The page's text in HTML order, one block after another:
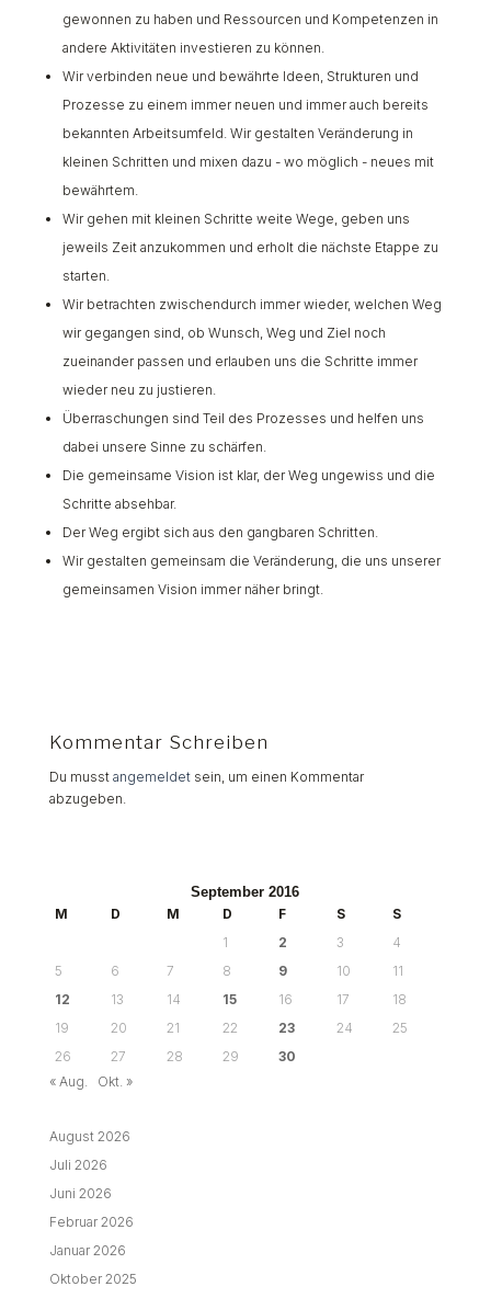
gewonnen zu haben und Ressourcen und Kompetenzen in
andere Aktivitäten investieren zu können.
Wir verbinden neue und bewährte Ideen, Strukturen und
Prozesse zu einem immer neuen und immer auch bereits
bekannten Arbeitsumfeld. Wir gestalten Veränderung in
kleinen Schritten und mixen dazu - wo möglich - neues mit
bewährtem.
Wir gehen mit kleinen Schritte weite Wege, geben uns
jeweils Zeit anzukommen und erholt die nächste Etappe zu
starten.
Wir betrachten zwischendurch immer wieder, welchen Weg
wir gegangen sind, ob Wunsch, Weg und Ziel noch
zueinander passen und erlauben uns die Schritte immer
wieder neu zu justieren.
Überraschungen sind Teil des Prozesses und helfen uns
dabei unsere Sinne zu schärfen.
Die gemeinsame Vision ist klar, der Weg ungewiss und die
Schritte absehbar.
Der Weg ergibt sich aus den gangbaren Schritten.
Wir gestalten gemeinsam die Veränderung, die uns unserer
gemeinsamen Vision immer näher bringt.
Kommentar Schreiben
Du musst angemeldetsein, um einen Kommentar
abzugeben.
September 2016
M
D M D F S
S
1
2 3
4
5
6 7 8 9 10
11
12
13 14 15 16 17
18
19
20 21 22 23 24
25
26
27 28 29
30
« Aug.
Okt. »
August 2026
Juli 2026
Juni 2026
Februar 2026
Januar 2026
Oktober 2025